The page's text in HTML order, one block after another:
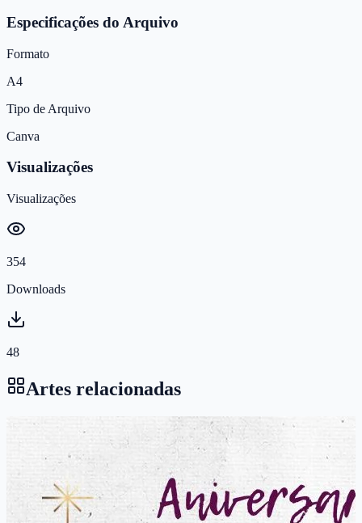
Especificações do Arquivo
Formato
A4
Tipo de Arquivo
Canva
Visualizações
Visualizações
354
Downloads
48
Artes relacionadas